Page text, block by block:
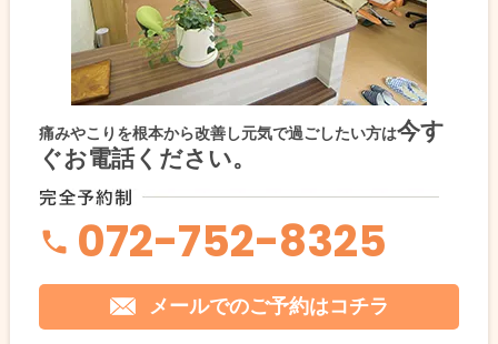
痛みやこりを根本から改善し元気で過ごしたい方は今す
ぐお電話ください。
072-752-8325
メールでのご予約はコチラ